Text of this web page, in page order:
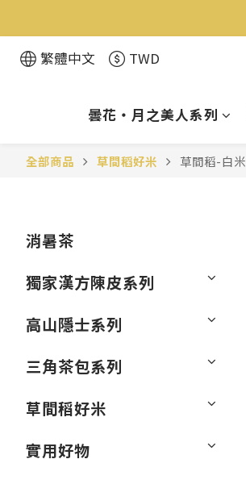
繁體中文 TWD
曇花・月之美人系列
全部商品 草間稻好米 草間稻-白米
消暑茶
獨家漢方陳皮系列
高山隱士系列
三角茶包系列
草間稻好米
實用好物